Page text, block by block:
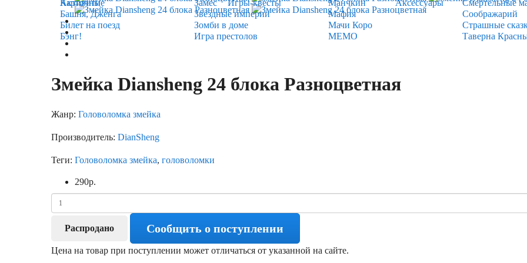
Карточные
Игры-квесты
Аксессуары
Активити
Башня, Дженга
Билет на поезд
Бэнг!
Замес
Звёздные империи
Зомби в доме
Игра престолов
Манчкин
Мафия
Мачи Коро
МЕМО
Смертельные
Соображарий
Страшные
Таверна
Змейка Diansheng 24 блока Разноцветная
Жанр: Головоломка змейка
Производитель: DianSheng
Теги: Головоломка змейка, головоломки
290р.
Распродано Сообщить о поступлении
Цена на товар при поступлении может отличаться от указанной на сайте.